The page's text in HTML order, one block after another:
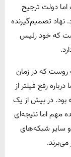
دولت ترجیح
نهاد تصمیم‌گیرنده‌
که خود رئیس
روست که در زمان
رفع فیلتر از
در بیش از یک
مهم اما نتیجه‌ای
سایر شبکه‌های